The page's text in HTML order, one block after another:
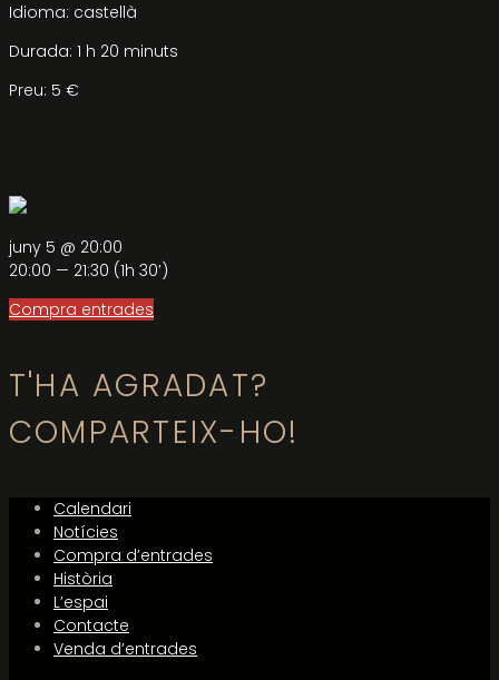
Idioma: castellà
Durada: 1 h 20 minuts
Preu: 5 €
juny 5 @ 20:00
20:00 — 21:30 (1h 30′)
Compra entrades
T'HA AGRADAT?
COMPARTEIX-HO!
Calendari
Notícies
Compra d’entrades
Història
L’espai
Contacte
Venda d’entrades